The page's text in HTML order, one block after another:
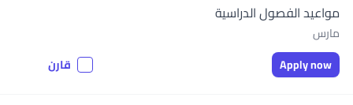
مواعيد الفصول الدراسية
مارس
Apply now
قارن